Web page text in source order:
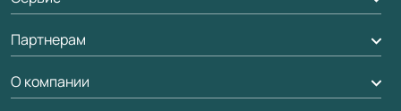
Стеновые панели
Рейки, баффели, стеллажи
Погонаж
Гарантия
Вопрос-ответ
Вызов замерщика
Доставка
Партнерам
Дизайнерам / архитекторам
О компании